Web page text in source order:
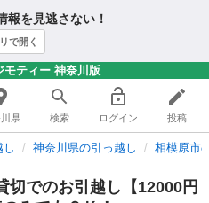
報を見逃さない！
で開く
モティー 神奈川版
県 検索 ログイン 投稿
し 神奈川県の引っ越し 相模原市
でのお引越し【12000円